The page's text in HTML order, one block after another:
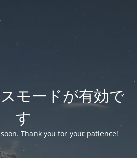
モードが有効で
す
Thank you for your patience!